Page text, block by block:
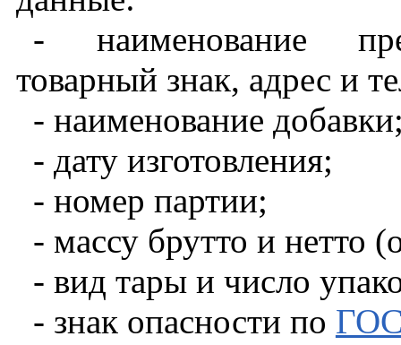
- наименование
товарный знак, адрес и
- наименование
- дату изготовления;
- номер партии;
- массу брутто и нетто
- вид тары и число
- знак опасности по